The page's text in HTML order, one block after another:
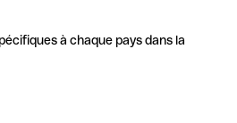
à chaque pays dans la